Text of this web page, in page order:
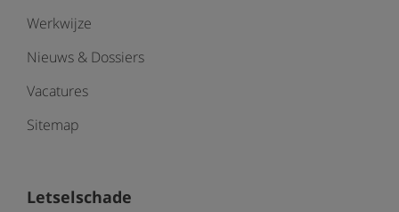
Werkwijze
Nieuws & Dossiers
Vacatures
Sitemap
Letselschade